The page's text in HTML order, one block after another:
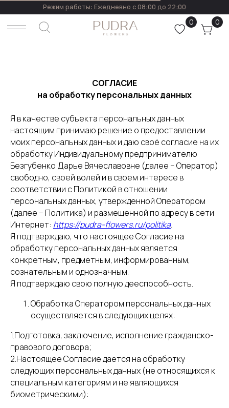
0
0
Режим работы: Ежедневно с 08:00 до 22:00
Каталог •
Отзывы
Контакты
Уход за
Написать в WhatsApp
СОГЛАСИЕ
на обработку персональных данных
Я в качестве субъекта персональных данных
настоящим принимаю решение о предоставлении
моих персональных данных и даю своё согласие на их
обработку Индивидуальному предпринимателю
Безгубенко Дарье Вячеславовне (далее – Оператор)
свободно, своей волей и в своем интересе в
соответствии с Политикой в отношении
персональных данных, утвержденной Оператором
(далее – Политика) и размещенной по адресу в сети
Интернет: https://pudra-flowers.ru/politika.
Я подтверждаю, что настоящее Согласие на
обработку персональных данных является
конкретным, предметным, информированным,
сознательным и однозначным.
Я подтверждаю свою полную дееспособность.
Обработка Оператором персональных данных
осуществляется в следующих целях:
1.Подготовка, заключение, исполнение гражданско-
правового договора;
2.Настоящее Согласие дается на обработку
следующих персональных данных (не относящихся к
специальным категориям и не являющихся
биометрическими):